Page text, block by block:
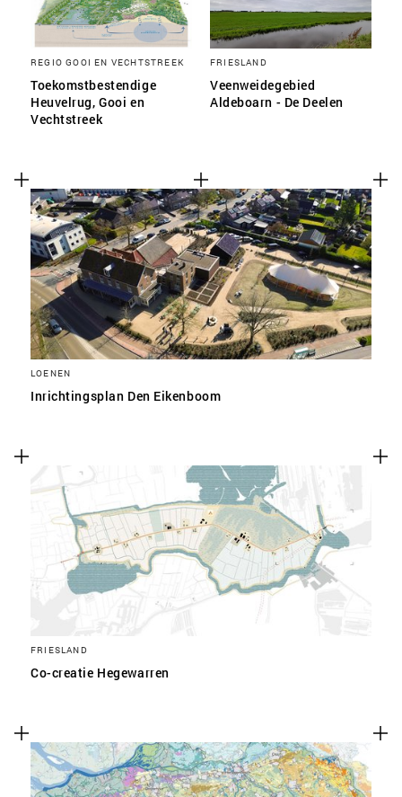
REGIO GOOI EN VECHTSTREEK
Toekomstbestendige
Heuvelrug, Gooi en
Vechtstreek
FRIESLAND
Veenweidegebied
Aldeboarn - De Deelen
LOENEN
Inrichtingsplan Den Eikenboom
FRIESLAND
Co-creatie Hegewarren